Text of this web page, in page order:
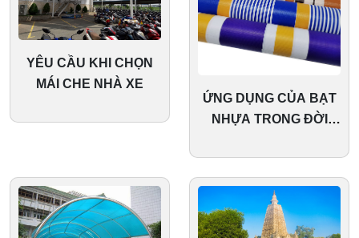
YÊU CẦU KHI CHỌN
MÁI CHE NHÀ XE
ỨNG DỤNG CỦA BẠT
NHỰA TRONG ĐỜI